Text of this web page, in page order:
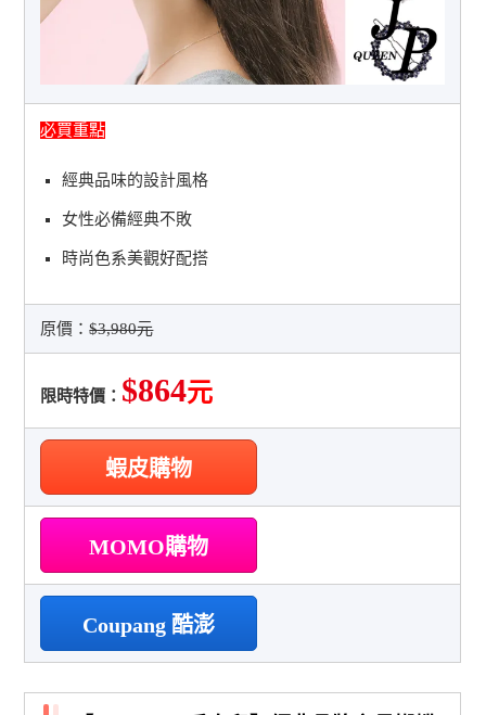
必買重點
經典品味的設計風格
女性必備經典不敗
時尚色系美觀好配搭
原價：$3,980元
限時特價： $864元
蝦皮購物
MOMO購物
Coupang 酷澎